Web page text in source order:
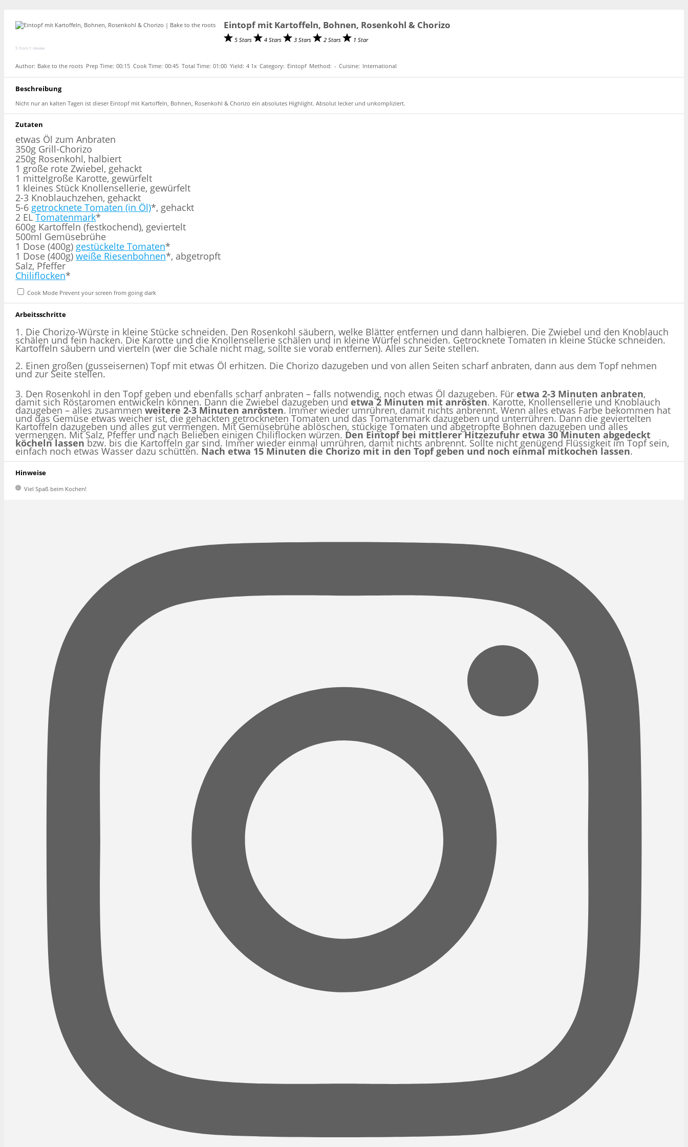
Eintopf mit Kartoffeln, Bohnen, Rosenkohl & Chorizo
5 Stars 4 Stars 3 Stars 2 Stars 1 Star
5 from 1 review
Author: Bake to the roots Prep Time: 00:15 Cook Time: 00:45 Total Time: 01:00 Yield: 4 1x Category: Eintopf Method: - Cuisine: International
Beschreibung
Nicht nur an kalten Tagen ist dieser Eintopf mit Kartoffeln, Bohnen, Rosenkohl & Chorizo ein absolutes Highlight. Absolut lecker und unkompliziert.
Zutaten
etwas Öl zum Anbraten
350g Grill-Chorizo
250g Rosenkohl, halbiert
1 große rote Zwiebel, gehackt
1 mittelgroße Karotte, gewürfelt
1 kleines Stück Knollensellerie, gewürfelt
2-3 Knoblauchzehen, gehackt
5-6 getrocknete Tomaten (in Öl)*, gehackt
2 ELTomatenmark*
600g Kartoffeln (festkochend), geviertelt
500ml Gemüsebrühe
1 Dose (400g) gestückelte Tomaten*
1 Dose (400g) weiße Riesenbohnen*, abgetropft
Salz, Pfeffer
Chiliflocken*
Cook Mode Prevent your screen from going dark
Arbeitsschritte
1. Die Chorizo-Würste in kleine Stücke schneiden. Den Rosenkohl säubern, welke Blätter entfernen und dann halbieren. Die Zwiebel und den Knoblauch
schälen und fein hacken. Die Karotte und die Knollensellerie schälen und in kleine Würfel schneiden. Getrocknete Tomaten in kleine Stücke schneiden.
Kartoffeln säubern und vierteln (wer die Schale nicht mag, sollte sie vorab entfernen). Alles zur Seite stellen.
2. Einen großen (gusseisernen) Topf mit etwas Öl erhitzen. Die Chorizo dazugeben und von allen Seiten scharf anbraten, dann aus dem Topf nehmen
und zur Seite stellen.
3. Den Rosenkohl in den Topf geben und ebenfalls scharf anbraten – falls notwendig, noch etwas Öl dazugeben. Für etwa 2-3 Minuten anbraten,
damit sich Röstaromen entwickeln können. Dann die Zwiebel dazugeben und etwa 2 Minuten mit anrösten. Karotte, Knollensellerie und Knoblauch
dazugeben – alles zusammen weitere 2-3 Minuten anrösten. Immer wieder umrühren, damit nichts anbrennt. Wenn alles etwas Farbe bekommen hat
und das Gemüse etwas weicher ist, die gehackten getrockneten Tomaten und das Tomatenmark dazugeben und unterrühren. Dann die geviertelten
Kartoffeln dazugeben und alles gut vermengen. Mit Gemüsebrühe ablöschen, stückige Tomaten und abgetropfte Bohnen dazugeben und alles
vermengen. Mit Salz, Pfeffer und nach Belieben einigen Chiliflocken würzen. Den Eintopf bei mittlerer Hitzezufuhr etwa 30 Minuten abgedeckt
köcheln lassen bzw. bis die Kartoffeln gar sind. Immer wieder einmal umrühren, damit nichts anbrennt. Sollte nicht genügend Flüssigkeit im Topf sein,
einfach noch etwas Wasser dazu schütten. Nach etwa 15 Minuten die Chorizo mit in den Topf geben und noch einmal mitkochen lassen.
Hinweise
Viel Spaß beim Kochen!